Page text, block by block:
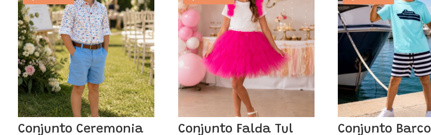
Conjunto Ceremonia
Conjunto Falda Tul Conjunto Barco